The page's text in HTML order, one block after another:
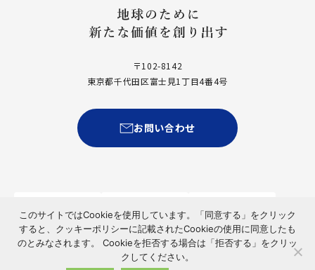
〒102-8142
東京都千代田区富士見1丁目4番4号
お問い合わせ
プライバシーポリシー クッキー使用について
このサイトではCookieを使用しています。「同意する」をクリック
すると、クッキーポリシーに記載されたCookieの使用に同意したも
のとみなされます。 Cookieを拒否する場合は「拒否する」をクリッ
クしてください。